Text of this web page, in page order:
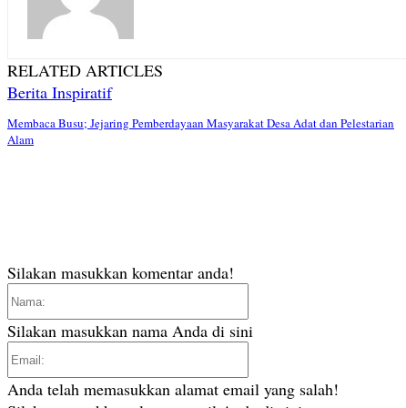
RELATED ARTICLES
Berita Inspiratif
Membaca Busu; Jejaring Pemberdayaan Masyarakat Desa Adat dan Pelestarian
Alam
Silakan masukkan komentar anda!
Silakan masukkan nama Anda di sini
Anda telah memasukkan alamat email yang salah!